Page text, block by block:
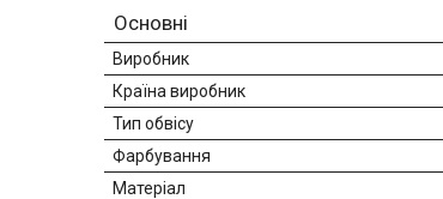
Основні
Виробник
Країна виробник
Тип обвісу
Фарбування
Матеріал